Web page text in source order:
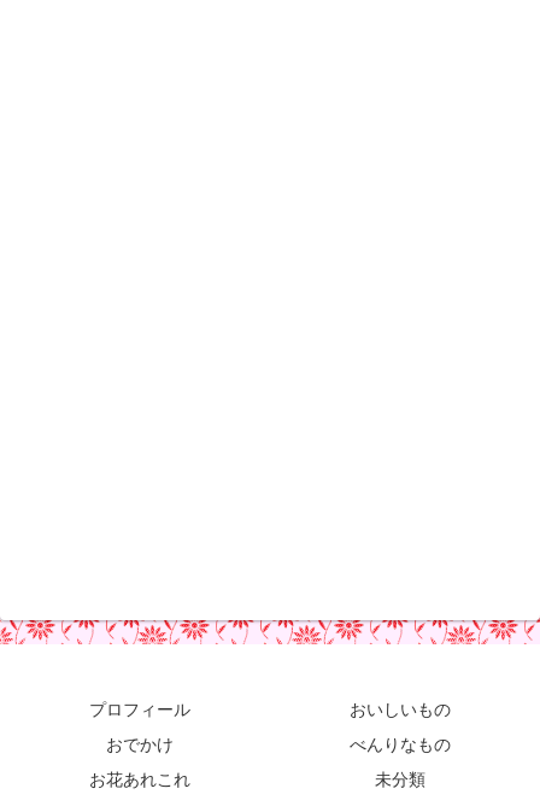
プロフィール
おいしいもの
おでかけ
べんりなもの
お花あれこれ
未分類